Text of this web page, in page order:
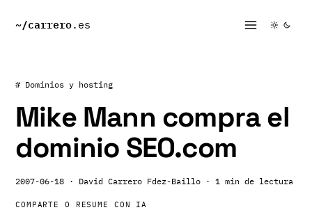
~/carrero.es
# Dominios y hosting
Mike Mann compra el
dominio SEO.com
2007-06-18 · David Carrero Fdez-Baillo · 1 min de lectura
COMPARTE O RESUME CON IA